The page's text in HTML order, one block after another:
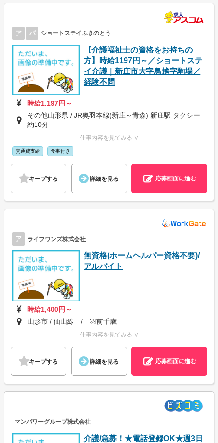
ア パ ショートステイふきのとう
【介護福祉士の資格をお持ちの
方】時給1197円～／ショートステ
イ介護｜新庄市大字鳥越字駒場／
経験不問
時給1,197円～
その他山形県 / JR奥羽本線(新庄～青森) 新庄駅 タクシー
約10分
仕事内容を見てみる ∨
交通費支給 食事付き
キープする 詳細を見る 応募画面に進む
ア ライフワンズ株式会社
無資格(ホームヘルパー資格不要)/
アルバイト
時給1,400円～
山形市 / 仙山線 / 羽前千歳
仕事内容を見てみる ∨
キープする 詳細を見る 応募画面に進む
マンパワーグループ株式会社
介護/急募！★電話登録OK★週3日